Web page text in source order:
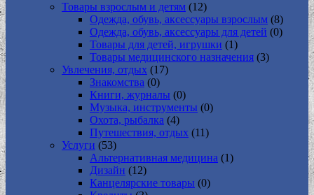
Товары взрослым и детям (12)
Одежда, обувь, аксессуары взрослым (8)
Одежда, обувь, аксессуары для детей (0)
Товары для детей, игрушки (1)
Товары медицинского назначения (3)
Увлечения, отдых (17)
Знакомства (0)
Книги, журналы (0)
Музыка, инструменты (0)
Охота, рыбалка (4)
Путешествия, отдых (11)
Услуги (53)
Альтернативная медицина (1)
Дизайн (12)
Канцелярские товары (0)